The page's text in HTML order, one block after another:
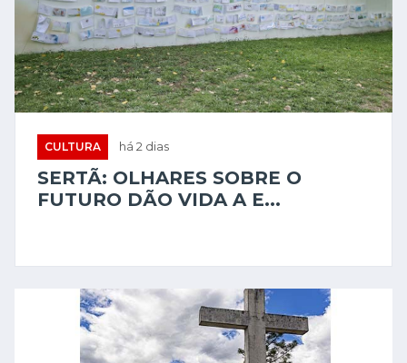
CULTURA há 2 dias
SERTÃ: OLHARES SOBRE O
FUTURO DÃO VIDA A E...